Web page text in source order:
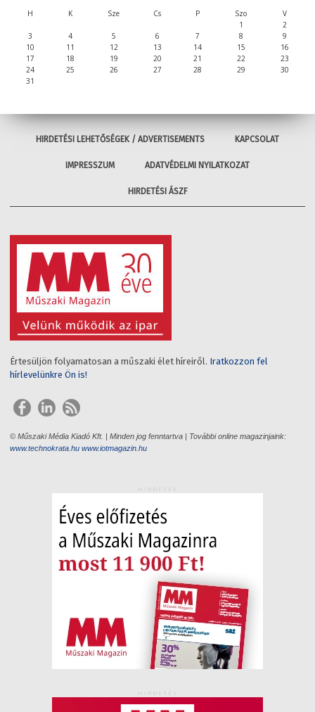
H K Sze Cs P Szo
V
1
2
3
4 5 6 7 8
9
10
11 12 13 14 15
16
17
18 19 20 21 22
23
24
25 26 27 28 29
30
31
HIRDETÉSI LEHETŐSÉGEK / ADVERTISEMENTS KAPCSOLAT
IMPRESSZUM ADATVÉDELMI NYILATKOZAT
HIRDETÉSI ÁSZF
Értesüljön folyamatosan a műszaki élet híreiről. Iratkozzon fel
hírlevelünkre Ön is!
© Műszaki Média Kiadó Kft. | Minden jog fenntartva | További online magazinjaink:
www.technokrata.hu www.iotmagazin.hu
HIRDETÉS
HIRDETÉS